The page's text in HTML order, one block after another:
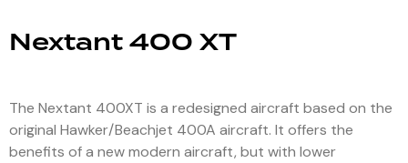
Nextant 400 XT
The Nextant 400XT is a redesigned aircraft based on the
original Hawker/Beachjet 400A aircraft. It offers the
benefits of a new modern aircraft, but with lower